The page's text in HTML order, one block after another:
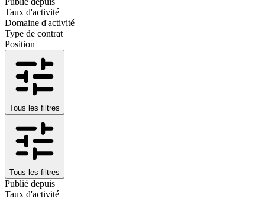
Taux d'activité
Domaine d'activité
Type de contrat
Position
Tous les filtres
Tous les filtres
Publié depuis
Taux d'activité